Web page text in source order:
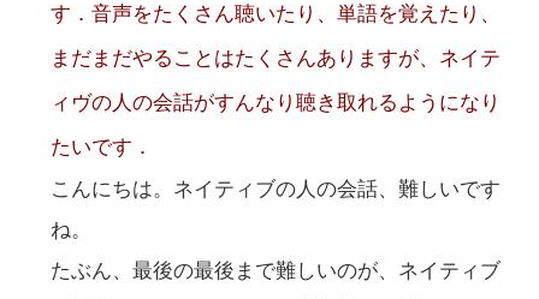
す．音声をたくさん聴いたり、単語を覚えたり、
まだまだやることはたくさんありますが、ネイテ
ィヴの人の会話がすんなり聴き取れるようになり
たいです．
こんにちは。ネイティブの人の会話、難しいです
ね。
たぶん、最後の最後まで難しいのが、ネイティブ